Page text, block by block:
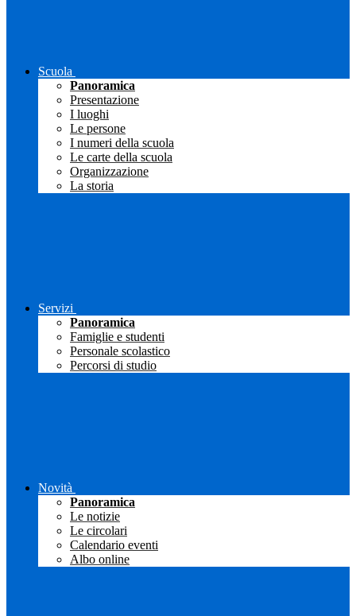
Scuola
Panoramica
Presentazione
I luoghi
Le persone
I numeri della scuola
Le carte della scuola
Organizzazione
La storia
Servizi
Panoramica
Famiglie e studenti
Personale scolastico
Percorsi di studio
Novità
Panoramica
Le notizie
Le circolari
Calendario eventi
Albo online